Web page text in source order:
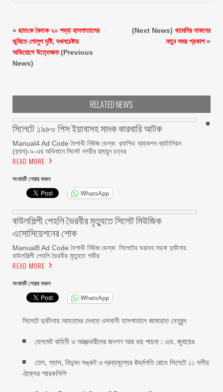
« ছাত‌কে কৈতক ২০ শয্যা হাসপাতালের
ভূমিতে লোলুপ দৃষ্টি, দখলচেষ্টার
অভিযোগে উত্তেজনা(Previous
News)
(Next News) খামেনির দাফনের
নতুন সময় প্রকাশ»
RELATED NEWS
সিলেটে ১৯৮০ পিস ইয়াবাসহ মাদক কারবারি আটক
Manual4 Ad Code বৈশাখী নিউজ ডেস্ক: র‍্যাপিড অ্যাকশন ব্যাটালিয়ন
(র‍্যাব)-৯-এর অভিযানে সিলেট নগরীর হুমায়ুন চত্বর
READ MORE
সংবাদটি শেয়ার করুন
WhatsApp
বাউলশিল্পী পেহলি ভৈরবীর মৃত্যুতে সিলেট মিউজিক
এসোসিয়েশনের শোক
Manual8 Ad Code বৈশাখী নিউজ ডেস্ক: সিলেটের ভয়াবহ সড়ক দুর্ঘটনায়
বাউলশিল্পী পেহলি ভৈরবীর মৃত্যুতে গভীর
READ MORE
সংবাদটি শেয়ার করুন
WhatsApp
সিলেটে দুর্ঘটনায় আহতদের দেখতে ওসমানী হাসপাতালে জামায়াত নেতৃবৃন্দ
হেলমেট বাহিনী ও অস্ত্রধারীদের জনগণ আর ভয় পায়না : এড. জুবায়ের
তেল, গ্যাস, বিদ্যুৎ সঙ্কট ও দ্রব্যমূল্যের ঊর্ধ্বগতি রোধে সিলেটে ১১ দলীয়
ঐক্যের স্মারকলিপি